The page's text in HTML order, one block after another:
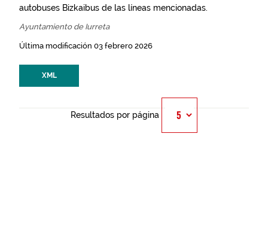
autobuses Bizkaibus de las líneas mencionadas.
Ayuntamiento de Iurreta
Última modificación 03 febrero 2026
XML
Resultados por página